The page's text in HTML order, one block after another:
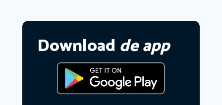
Download de app